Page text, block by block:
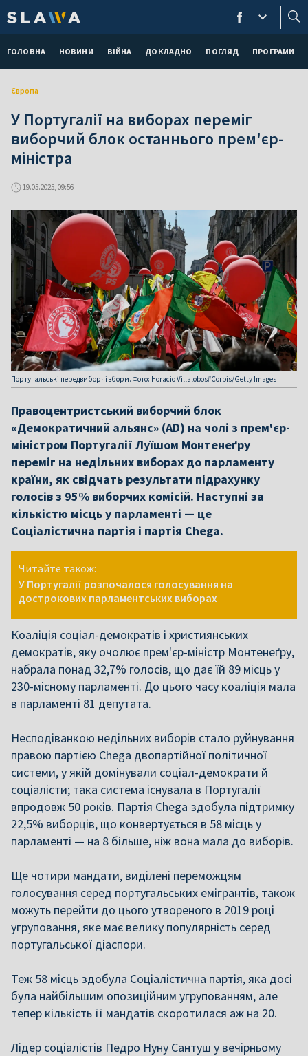
ГОЛОВНА НОВИНИ ВІЙНА ДОКЛАДНО ПОГЛЯД ПРОГРАМИ
Європа
У Португалії на виборах переміг
виборчий блок останнього прем'єр-
міністра
19.05.2025, 09:56
Португальські передвиборчі збори. Фото: Horacio Villalobos#Corbis/Getty Images
Правоцентристський виборчий блок
«Демократичний альянс» (АD) на чолі з прем'єр-
міністром Португалії Луїшом Монтенеґру
переміг на недільних виборах до парламенту
країни, як свідчать результати підрахунку
голосів з 95% виборчих комісій. Наступні за
кількістю місць у парламенті — це
Соціалістична партія і партія Chega.
Читайте також:
У Португалії розпочалося голосування на
дострокових парламентських виборах
Коаліція соціал-демократів і християнських
демократів, яку очолює прем'єр-міністр Монтенеґру,
набрала понад 32,7% голосів, що дає їй 89 місць у
230-місному парламенті. До цього часу коаліція мала
в парламенті 81 депутата.
Несподіванкою недільних виборів стало руйнування
правою партією Chega двопартійної політичної
системи, у якій домінували соціал-демократи й
соціалісти; така система існувала в Португалії
впродовж 50 років. Партія Chega здобула підтримку
22,5% виборців, що конвертується в 58 місць у
парламенті — на 8 більше, ніж вона мала до виборів.
Ще чотири мандати, виділені переможцям
голосування серед португальських емігрантів, також
можуть перейти до цього утвореного в 2019 році
угруповання, яке має велику популярність серед
португальської діаспори.
Теж 58 місць здобула Соціалістична партія, яка досі
була найбільшим опозиційним угрупованням, але
тепер кількість її мандатів скоротилася аж на 20.
Лідер соціалістів Педро Нуну Сантуш у вечірньому